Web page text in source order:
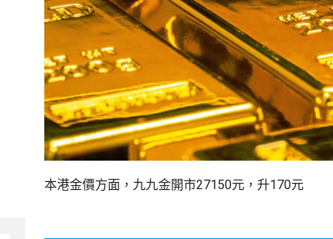
本港金價方面，九九金開市27150元，升170元